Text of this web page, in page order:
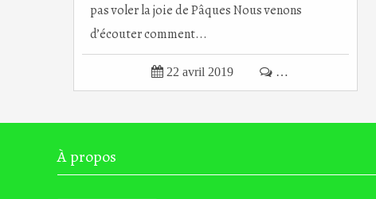
pas voler la joie de Pâques Nous venons
d’écouter comment...
 22 avril 2019  …
À propos